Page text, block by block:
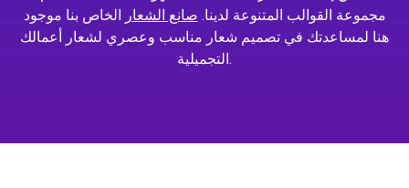
مجموعة القوالب المتنوعة لدينا. صانع الشعار الخاص بنا موجود
هنا لمساعدتك في تصميم شعار مناسب وعصري لشعار أعمالك
التجميلية.